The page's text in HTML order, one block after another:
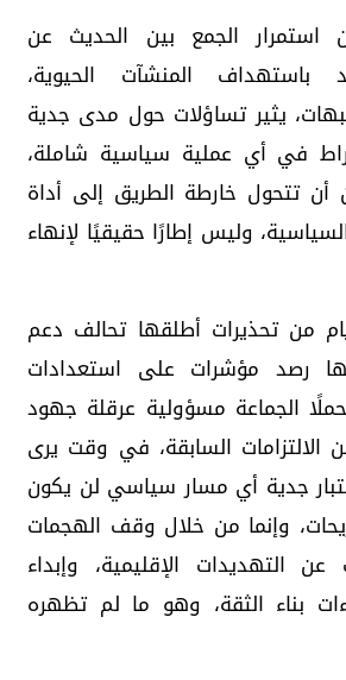
استمرار الجمع بين الحديث عن
باستهداف المنشآت الحيوية،
يثير تساؤلات حول مدى جدية
في أي عملية سياسية شاملة،
أن تتحول خارطة الطريق إلى أداة
وليس إطارًا حقيقيًا لإنهاء
من تحذيرات أطلقها تحالف دعم
رصد مؤشرات على استعدادات
الجماعة مسؤولية عرقلة جهود
الالتزامات السابقة، في وقت يرى
جدية أي مسار سياسي لن يكون
وإنما من خلال وقف الهجمات
التهديدات الإقليمية، وإبداء
بناء الثقة، وهو ما لم تظهره